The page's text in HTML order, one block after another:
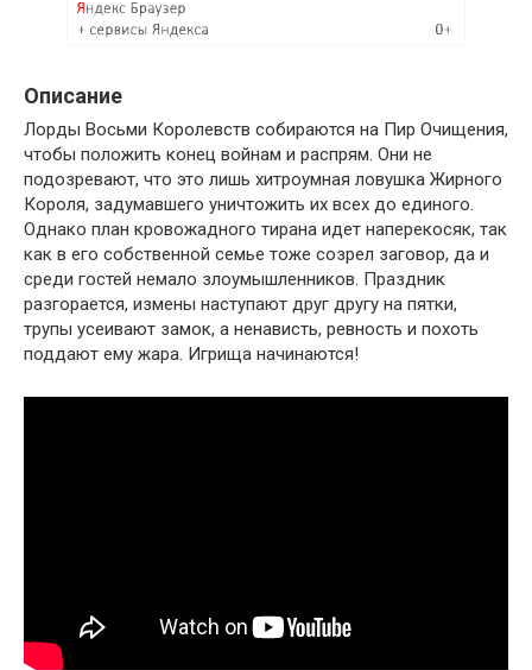
Описание
Лорды Восьми Королевств собираются на Пир Очищения,
чтобы положить конец войнам и распрям. Они не
подозревают, что это лишь хитроумная ловушка Жирного
Короля, задумавшего уничтожить их всех до единого.
Однако план кровожадного тирана идет наперекосяк, так
как в его собственной семье тоже созрел заговор, да и
среди гостей немало злоумышленников. Праздник
разгорается, измены наступают друг другу на пятки,
трупы усеивают замок, а ненависть, ревность и похоть
поддают ему жара. Игрища начинаются!